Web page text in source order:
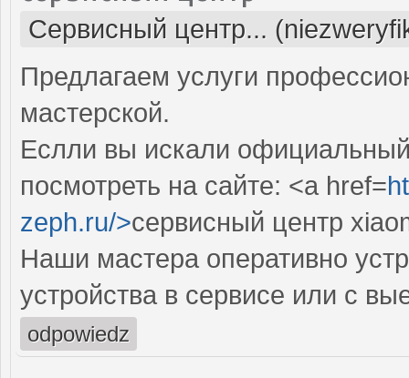
Сервисный центр...
Предлагаем услуги
мастерской.
Еслли вы искали
посмотреть на сайте: <a href=
zeph.ru/>сервисный центр
Наши мастера оперативно
устройства в сервисе или с
odpowiedz